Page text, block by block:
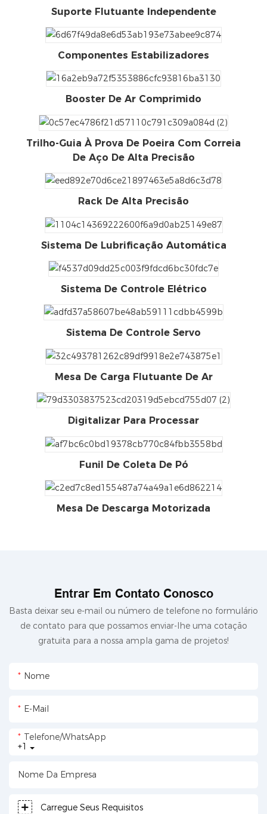
Suporte Flutuante Independente
Componentes Estabilizadores
Booster De Ar Comprimido
Trilho-Guia À Prova De Poeira Com Correia
De Aço De Alta Precisão
Rack De Alta Precisão
Sistema De Lubrificação Automática
Sistema De Controle Elétrico
Sistema De Controle Servo
Mesa De Carga Flutuante De Ar
Digitalizar Para Processar
Funil De Coleta De Pó
Mesa De Descarga Motorizada
Entrar Em Contato Conosco
Basta deixar seu e-mail ou número de telefone no formulário
de contato para que possamos enviar-lhe uma cotação
gratuita para a nossa ampla gama de projetos!
Nome
E-Mail
+1
Telefone/WhatsApp
Nome Da Empresa
Carregue Seus Requisitos